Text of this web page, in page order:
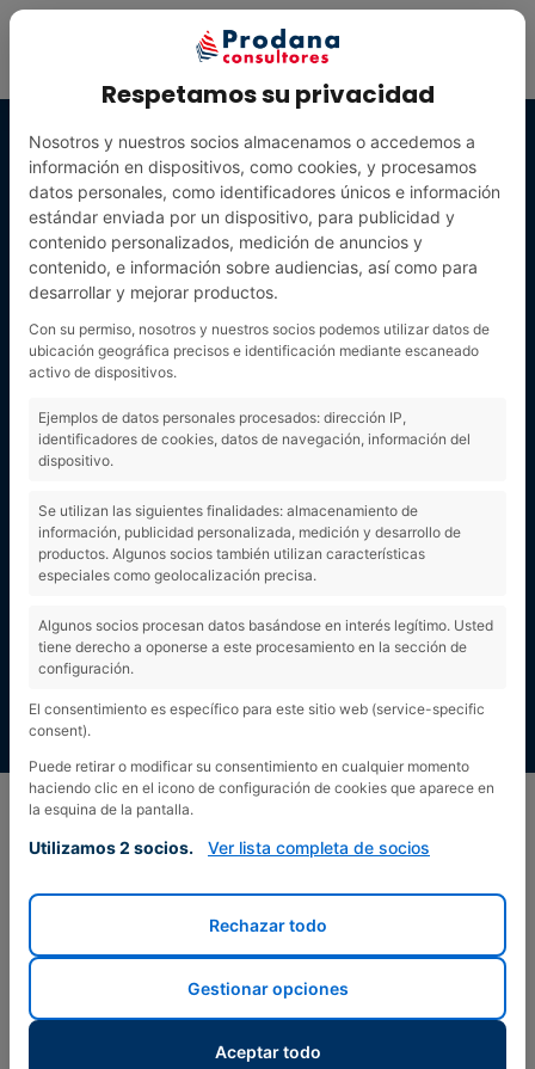
publicidad
Respetamos su privacidad
Nosotros y nuestros socios almacenamos o accedemos a
información en dispositivos, como cookies, y procesamos
datos personales, como identificadores únicos e información
estándar enviada por un dispositivo, para publicidad y
contenido personalizados, medición de anuncios y
contenido, e información sobre audiencias, así como para
desarrollar y mejorar productos.
Con su permiso, nosotros y nuestros socios podemos utilizar datos de
ubicación geográfica precisos e identificación mediante escaneado
activo de dispositivos.
Ejemplos de datos personales procesados: dirección IP,
identificadores de cookies, datos de navegación, información del
dispositivo.
Se utilizan las siguientes finalidades: almacenamiento de
información, publicidad personalizada, medición y desarrollo de
productos. Algunos socios también utilizan características
especiales como geolocalización precisa.
Algunos socios procesan datos basándose en interés legítimo. Usted
tiene derecho a oponerse a este procesamiento en la sección de
configuración.
El consentimiento es específico para este sitio web (service-specific
consent).
Puede retirar o modificar su consentimiento en cualquier momento
haciendo clic en el icono de configuración de cookies que aparece en
la esquina de la pantalla.
Utilizamos 2 socios. Ver lista completa de socios
Rechazar todo
Gestionar opciones
Aceptar todo